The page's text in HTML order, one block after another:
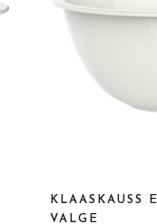
KLAASKAUSS
VALGE